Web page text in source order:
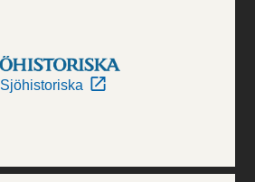
Sjöhistoriska